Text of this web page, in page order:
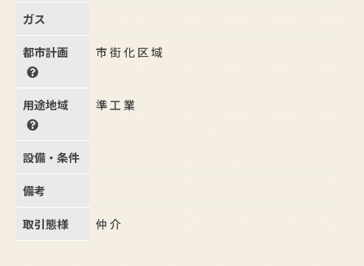
ガス
都市計画 市街化区域
用途地域 準工業
設備・条件
備考
取引態様 仲介